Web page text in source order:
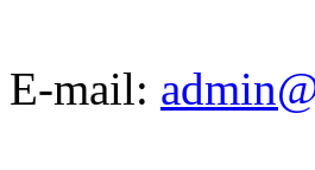
E-mail: